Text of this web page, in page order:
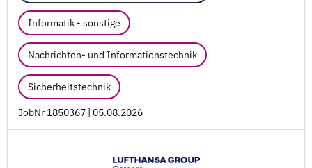
Informatik - sonstige
Nachrichten- und Informationstechnik
Sicherheitstechnik
JobNr 1850367 | 05.08.2026